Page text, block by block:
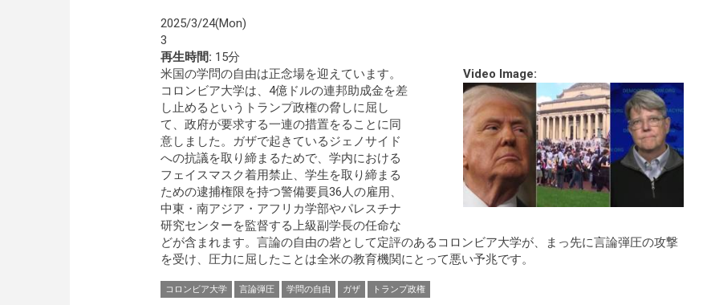
2025/3/24(Mon)
3
再生時間: 15分
Video Image:
米国の学問の自由は正念場を迎えています。
コロンビア大学は、4億ドルの連邦助成金を差
し止めるというトランプ政権の脅しに屈し
て、政府が要求する一連の措置をることに同
意しました。ガザで起きているジェノサイド
への抗議を取り締まるためで、学内における
フェイスマスク着用禁止、学生を取り締まる
ための逮捕権限を持つ警備要員36人の雇用、
中東・南アジア・アフリカ学部やパレスチナ
研究センターを監督する上級副学長の任命な
どが含まれます。言論の自由の砦として定評のあるコロンビア大学が、まっ先に言論弾圧の攻撃
を受け、圧力に屈したことは全米の教育機関にとって悪い予兆です。
コロンビア大学 言論弾圧 学問の自由 ガザ トランプ政権